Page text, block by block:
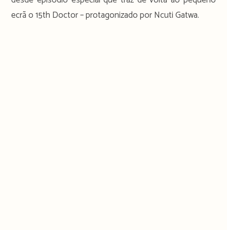
ecrã o 15th Doctor – protagonizado por Ncuti Gatwa.